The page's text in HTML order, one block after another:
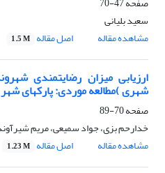
سعید بلیانی
مشاهده مقاله
اصل مقاله 1.5 M
ارزیابی میزان رضایتمندی
شهری )مطالعه موردی: پارکهای
صفحه70-89
خدارحم بزی، جواد سمیعی، مریم
مشاهده مقاله
اصل مقاله 1.23 M